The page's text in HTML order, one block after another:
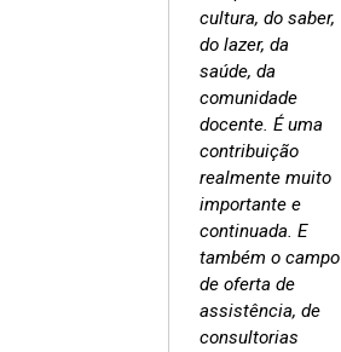
cultura, do saber,
do lazer, da
saúde, da
comunidade
docente. É uma
contribuição
realmente muito
importante e
continuada. E
também o campo
de oferta de
assistência, de
consultorias